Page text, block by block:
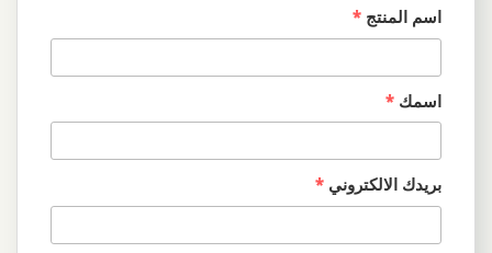
اسم المنتج *
اسمك *
بريدك الالكتروني *